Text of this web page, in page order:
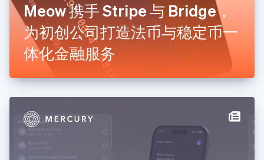
Meow 携手 Stripe 与 Bridge，
为初创公司打造法币与稳定币一
体化金融服务
荷兰
NederlandsEnglish
加拿大
EnglishFrançais
捷克
English
克罗地亚
English
立陶宛